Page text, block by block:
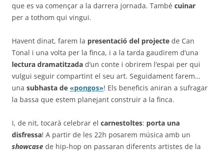
que es va començar a la darrera jornada. També cuinar
per a tothom qui vingui.
Havent dinat, farem la presentació del projecte de Can
Tonal i una volta per la finca, i a la tarda gaudirem d’una
lectura dramatitzada d’un conte i obrirem l’espai per qui
vulgui seguir compartint el seu art. Seguidament farem…
una subhasta de «pongos»! Els beneficis aniran a sufragar
la bassa que estem planejant construir a la finca.
I, de nit, tocarà celebrar el carnestoltes: porta una
disfressa! A partir de les 22h posarem música amb un
showcase de hip-hop on passaran diferents artistes de la